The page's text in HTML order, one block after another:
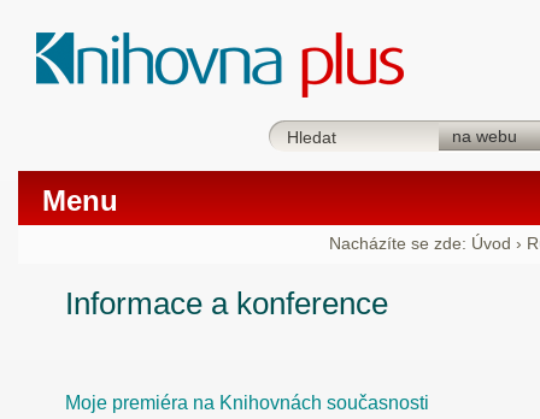
Menu
Nacházíte se zde: Úvod ›
Informace a konference
Moje premiéra na Knihovnách současnosti